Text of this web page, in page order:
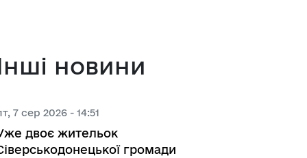
база
регуляторних актів
новини
7 сер 2026 - 14:51
двоє жительок
громади